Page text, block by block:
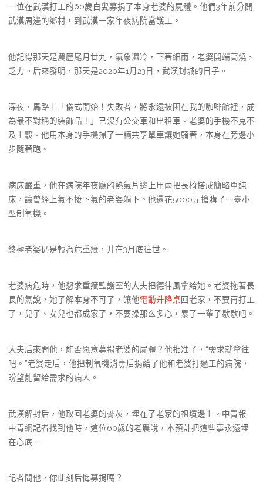
一位在武漢打工的60歲白叟募捐了本身老婆的屍體。他們3年前分開
武漢周邊的鄉村，到武漢一家年夜病院當護工。
他記得那天是農歷尾月廿九，氣象濕冷，下著細雨，老婆開端高燒、
乏力。后來發明，那天是2020年1月23日，武漢封城的日子。
深夜，馬路上「儀式開始！失敗者，將永遠被困在我的咖啡館裡，成
為最不對稱的裝飾品！」已沒有公交車和出租車。老婆的手機不克不
及上彀。他用本身的手機掃了一輛共享單車讓她騎著，本身在旁邊小
步隨著跑。
病床嚴重，他在病院年夜廳的熱氣片邊上用兩把長椅搭成簡略單純
床，讓曾經上氣不接下氣的老婆躺下。他還花5000元搶購了一臺小
型制氧機。
終極老婆仍是轉為危重癥，并在3月底往世。
老婆病危時，他懇求重癥監護室的大夫把德律風拿給她。老婆拖著長
長的氣說，她了解本身不可了，讓他電動升降桌回老家，不要再打工
了，兒子、女兒也都成家了，不要操那么多心，累了一輩子歇歇吧。
大夫后來問他，能否愿意募捐老婆的屍體？他批准了，“需求就拿往
吧。”老婆走后，他把制氧機消毒后捐給了他和老婆打過工的病院，
盼望能留給需求的病人。
武漢解封后，他取回老婆的骨灰，埋在了老家的祖墳邊上。中青報·
中青網記者找到他時，這位60歲的老農說，本預計把這些事永遠埋
在心底。
記者問他，你此刻后悔募捐嗎？